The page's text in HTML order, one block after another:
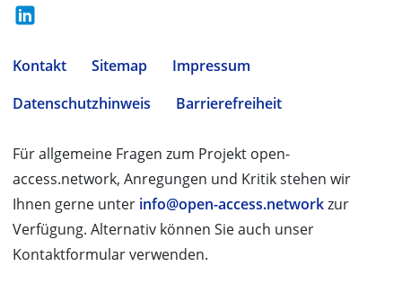
Kontakt Sitemap
Impressum
Datenschutzhinweis
Barrierefreiheit
Für allgemeine Fragen zum Projekt open-
access.network, Anregungen und Kritik stehen wir
Ihnen gerne unter info@open-access.networkzur
Verfügung. Alternativ können Sie auch unser
Kontaktformular verwenden.